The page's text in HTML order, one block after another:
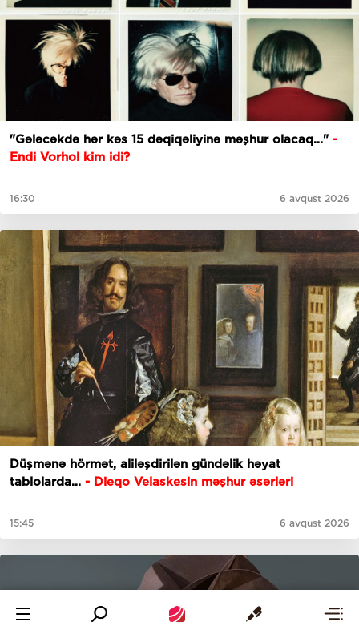
"Gələcəkdə hər kəs 15 dəqiqəliyinə məşhur olacaq..." -
Endi Vorhol kim idi?
16:30 6 avqust 2026
Düşmənə hörmət, aliləşdirilən gündəlik həyat
tablolarda... - Dieqo Velaskesin məşhur əsərləri
15:45 6 avqust 2026